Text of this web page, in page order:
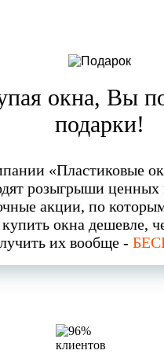
окна, Вы
подарки!
«Пластиковые
розыгрыши ценных
акции, по
купить окна дешевле,
их вообще -